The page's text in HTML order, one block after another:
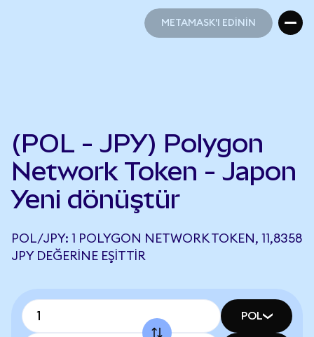
METAMASK'I EDİNİN
(POL - JPY) Polygon
Network Token - Japon
Yeni dönüştür
POL/JPY: 1 POLYGON NETWORK TOKEN, 11,8358
JPY DEĞERINE EŞITTIR
POL